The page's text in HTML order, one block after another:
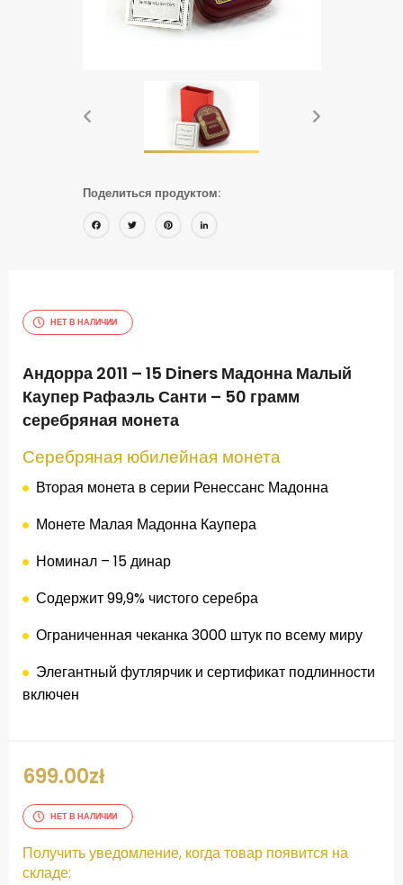
Поделиться продуктом:
Facebook
TwitterPinterest
НЕТ В НАЛИЧИИ
Андорра 2011 – 15 Diners Мадонна Малый
Каупер Рафаэль Санти – 50 грамм
серебряная монета
Серебряная юбилейная монета
Вторая монета в серии Ренессанс Мадонна
Монете Малая Мадонна Каупера
Номинал – 15динар
Содержит99,9% чистого серебра
Ограниченная чеканка3000 штук по всему миру
Элегантный футлярчик и сертификат подлинности
включен
699.00zł
НЕТ В НАЛИЧИИ
Получить уведомление, когда товар появится на
складе: